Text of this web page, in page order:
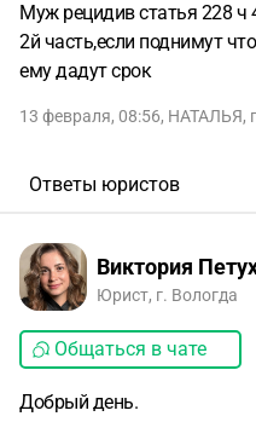
Муж рецидив статья 228 ч
2й часть,если поднимут
ему дадут срок
13 февраля, 08:56, НАТАЛЬЯ,
Ответы юристов
Виктория
Юрист, г. Вологда
Общаться в чате
Добрый день.